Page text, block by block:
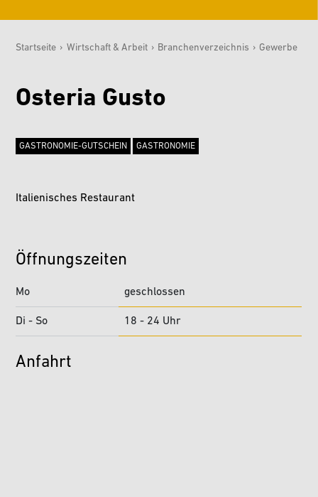
Osteria Gusto
GASTRONOMIE-GUTSCHEIN GASTRONOMIE
Italienisches Restaurant
Öffnungszeiten
Mo geschlossen
Di - So 18 - 24 Uhr
Anfahrt
Startseite › Wirtschaft & Arbeit › Branchenverzeichnis › Gewerbe